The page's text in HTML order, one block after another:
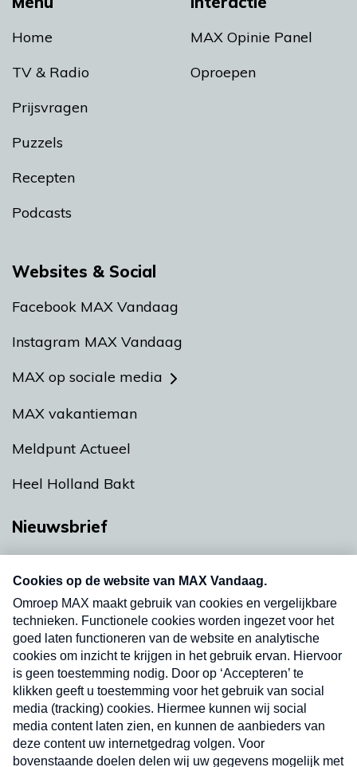
Home
TV & Radio
Prijsvragen
Puzzels
Recepten
Podcasts
MAX Opinie Panel
Oproepen
Websites & Social
Facebook MAX Vandaag
Instagram MAX Vandaag
MAX op sociale media
MAX vakantieman
Meldpunt Actueel
Heel Holland Bakt
Nieuwsbrief
nieuwsbrief. Elke vrijdag- en dinsdagochtend in
uw mailbox.
Verzend